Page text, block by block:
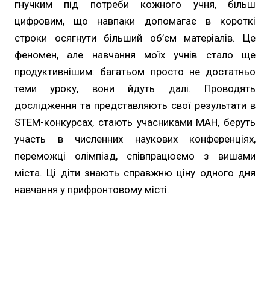
гнучким під потреби кожного учня, більш
цифровим, що навпаки допомагає в короткі
строки осягнути більший об’єм матеріалів. Це
феномен, але навчання моїх учнів стало ще
продуктивнішим: багатьом просто не достатньо
теми уроку, вони йдуть далі. Проводять
дослідження та представляють свої результати в
STEM-конкурсах, стають учасниками МАН, беруть
участь в численних наукових конференціях,
переможці олімпіад, співпрацюємо з вишами
міста. Ці діти знають справжню ціну одного дня
навчання у прифронтовому місті.